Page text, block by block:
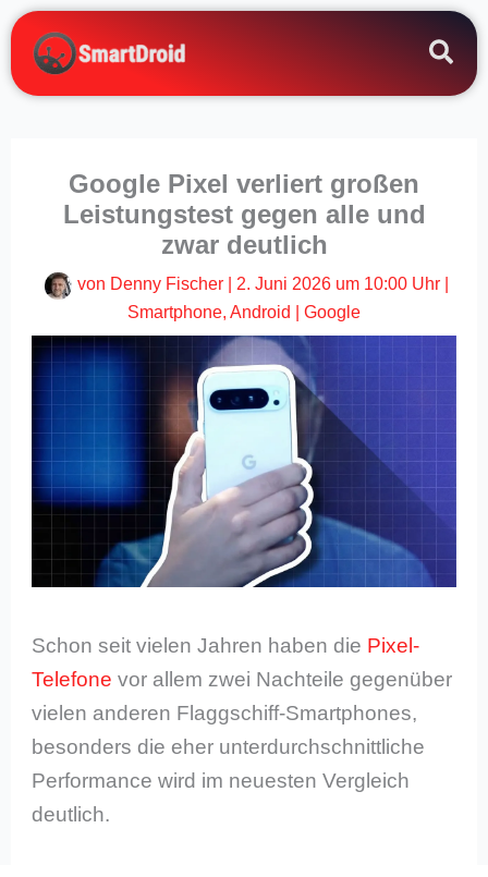
Zum
Inhalt
springen
Google Pixel verliert großen
Leistungstest gegen alle und
zwar deutlich
von Denny Fischer 2. Juni 2026 um 10:00 Uhr
Smartphone, Android Google
Schon seit vielen Jahren haben die Pixel-
Telefone vor allem zwei Nachteile gegenüber
vielen anderen Flaggschiff-Smartphones,
besonders die eher unterdurchschnittliche
Performance wird im neuesten Vergleich
deutlich.